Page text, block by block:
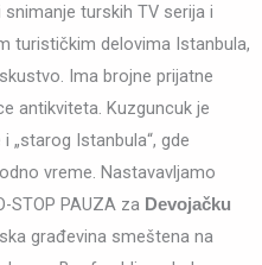
turskih TV serija i
turističkim delovima Istanbula,
Ima brojne prijatne
antikviteta. Kuzguncuk je
„starog Istanbula“, gde
vreme. Nastavavljamo
STOP PAUZA za Devojačku
građevina smeštena na